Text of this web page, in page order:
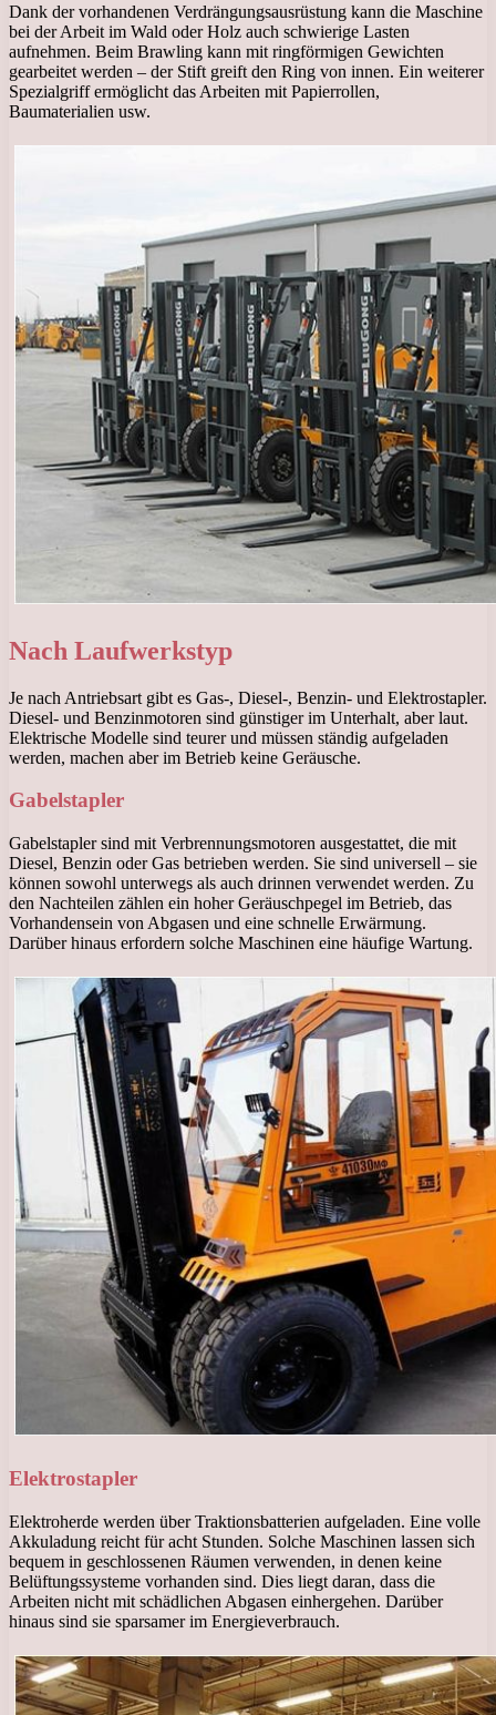
Dank der vorhandenen Verdrängungsausrüstung kann die Maschine
bei der Arbeit im Wald oder Holz auch schwierige Lasten
aufnehmen. Beim Brawling kann mit ringförmigen Gewichten
gearbeitet werden – der Stift greift den Ring von innen. Ein weiterer
Spezialgriff ermöglicht das Arbeiten mit Papierrollen,
Baumaterialien usw.
Nach Laufwerkstyp
Je nach Antriebsart gibt es Gas-, Diesel-, Benzin- und Elektrostapler.
Diesel- und Benzinmotoren sind günstiger im Unterhalt, aber laut.
Elektrische Modelle sind teurer und müssen ständig aufgeladen
werden, machen aber im Betrieb keine Geräusche.
Gabelstapler
Gabelstapler sind mit Verbrennungsmotoren ausgestattet, die mit
Diesel, Benzin oder Gas betrieben werden. Sie sind universell – sie
können sowohl unterwegs als auch drinnen verwendet werden. Zu
den Nachteilen zählen ein hoher Geräuschpegel im Betrieb, das
Vorhandensein von Abgasen und eine schnelle Erwärmung.
Darüber hinaus erfordern solche Maschinen eine häufige Wartung.
Elektrostapler
Elektroherde werden über Traktionsbatterien aufgeladen. Eine volle
Akkuladung reicht für acht Stunden. Solche Maschinen lassen sich
bequem in geschlossenen Räumen verwenden, in denen keine
Belüftungssysteme vorhanden sind. Dies liegt daran, dass die
Arbeiten nicht mit schädlichen Abgasen einhergehen. Darüber
hinaus sind sie sparsamer im Energieverbrauch.